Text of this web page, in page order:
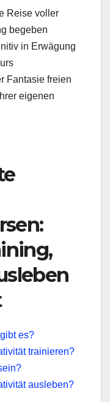
Reise voller
begeben
in Erwägung
Fantasie freien
eigenen
es?
trainieren?
ausleben?